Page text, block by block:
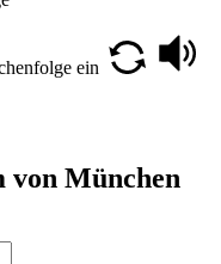
von München